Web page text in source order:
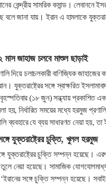
কেন্দ্রীয় সামরিক কমান্ড। লেবাননে
বলে জানা যায়। ইরান এ হামলাকে
মাস জাহাজ চলবে মাশুল ছাড়াই
দিয়ে চলাচলকারী বাণিজ্যিক
যুক্তরাষ্ট্রের সঙ্গে স্বাক্ষরিত
(১৮ জুন) সন্ধ্যায় প্রকাশিত এক
হয়, নির্ধারিত সময়ের মধ্যে হরমুজ
ব্যবহারে যে ব্যয় সাধারণত নেয়া হয়,
যুক্তরাষ্ট্রের চুক্তি, খুলল হরমুজ
যুক্তরাষ্ট্রের চুক্তি সম্পন্ন হয়েছে।
নেয়া হয়েছে। সামাজিক
‘ইরানের সঙ্গে চুক্তি সম্পন্ন হয়েছে।